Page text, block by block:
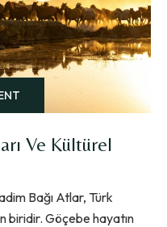
Ve Kültürel
Bağı Atlar, Türk
biridir. Göçebe hayatın